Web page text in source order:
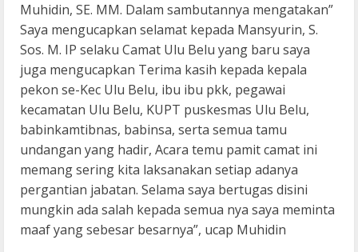
Muhidin, SE. MM. Dalam sambutannya mengatakan”
Saya mengucapkan selamat kepada Mansyurin, S.
Sos. M. IP selaku Camat Ulu Belu yang baru saya
juga mengucapkan Terima kasih kepada kepala
pekon se-Kec Ulu Belu, ibu ibu pkk, pegawai
kecamatan Ulu Belu, KUPT puskesmas Ulu Belu,
babinkamtibnas, babinsa, serta semua tamu
undangan yang hadir, Acara temu pamit camat ini
memang sering kita laksanakan setiap adanya
pergantian jabatan. Selama saya bertugas disini
mungkin ada salah kepada semua nya saya meminta
maaf yang sebesar besarnya”, ucap Muhidin